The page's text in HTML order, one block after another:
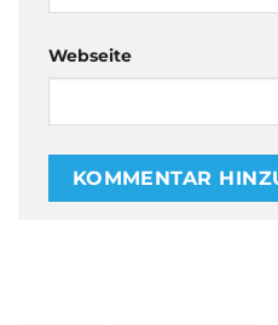
Webseite